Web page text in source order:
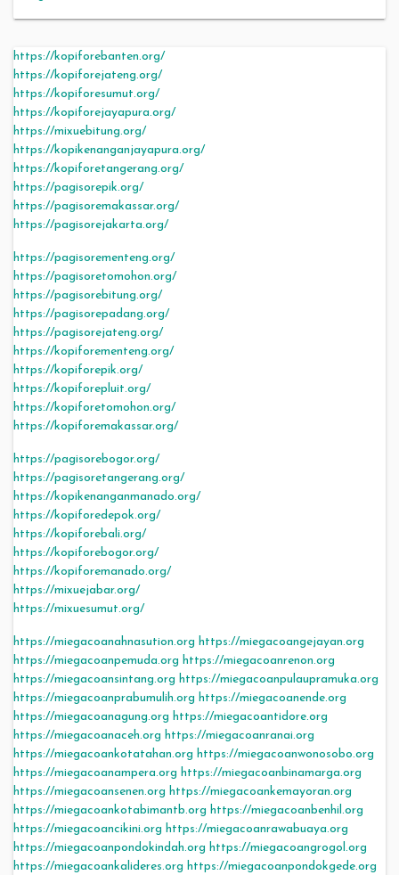
https://kopiforebanten.org/
https://kopiforejateng.org/
https://kopiforesumut.org/
https://kopiforejayapura.org/
https://mixuebitung.org/
https://kopikenanganjayapura.org/
https://kopiforetangerang.org/
https://pagisorepik.org/
https://pagisoremakassar.org/
https://pagisorejakarta.org/
https://pagisorementeng.org/
https://pagisoretomohon.org/
https://pagisorebitung.org/
https://pagisorepadang.org/
https://pagisorejateng.org/
https://kopiforementeng.org/
https://kopiforepik.org/
https://kopiforepluit.org/
https://kopiforetomohon.org/
https://kopiforemakassar.org/
https://pagisorebogor.org/
https://pagisoretangerang.org/
https://kopikenanganmanado.org/
https://kopiforedepok.org/
https://kopiforebali.org/
https://kopiforebogor.org/
https://kopiforemanado.org/
https://mixuejabar.org/
https://mixuesumut.org/
https://miegacoanahnasution.org https://miegacoangejayan.org
https://miegacoanpemuda.org https://miegacoanrenon.org
https://miegacoansintang.org https://miegacoanpulaupramuka.org
https://miegacoanprabumulih.org https://miegacoanende.org
https://miegacoanagung.org https://miegacoantidore.org
https://miegacoanaceh.org https://miegacoanranai.org
https://miegacoankotatahan.org https://miegacoanwonosobo.org
https://miegacoanampera.org https://miegacoanbinamarga.org
https://miegacoansenen.org https://miegacoankemayoran.org
https://miegacoankotabimantb.org https://miegacoanbenhil.org
https://miegacoancikini.org https://miegacoanrawabuaya.org
https://miegacoanpondokindah.org https://miegacoangrogol.org
https://miegacoankalideres.org https://miegacoanpondokgede.org